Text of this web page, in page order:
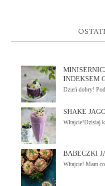
INDEKSEM
Dzień dobry!
SHAKE
Witajcie!Dzisiaj
BABECZKI
Witajcie! Mam